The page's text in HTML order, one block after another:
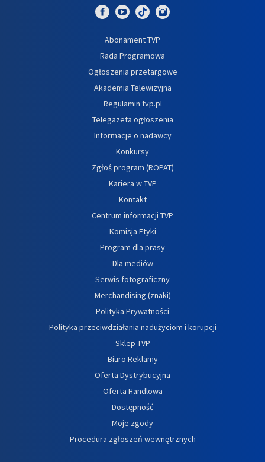
Abonament TVP
Rada Programowa
Ogłoszenia przetargowe
Akademia Telewizyjna
Regulamin tvp.pl
Telegazeta ogłoszenia
Informacje o nadawcy
Konkursy
Zgłoś program (ROPAT)
Kariera w TVP
Kontakt
Centrum informacji TVP
Komisja Etyki
Program dla prasy
Dla mediów
Serwis fotograficzny
Merchandising (znaki)
Polityka Prywatności
Polityka przeciwdziałania nadużyciom i korupcji
Sklep TVP
Biuro Reklamy
Oferta Dystrybucyjna
Oferta Handlowa
Dostępność
Moje zgody
Procedura zgłoszeń wewnętrznych